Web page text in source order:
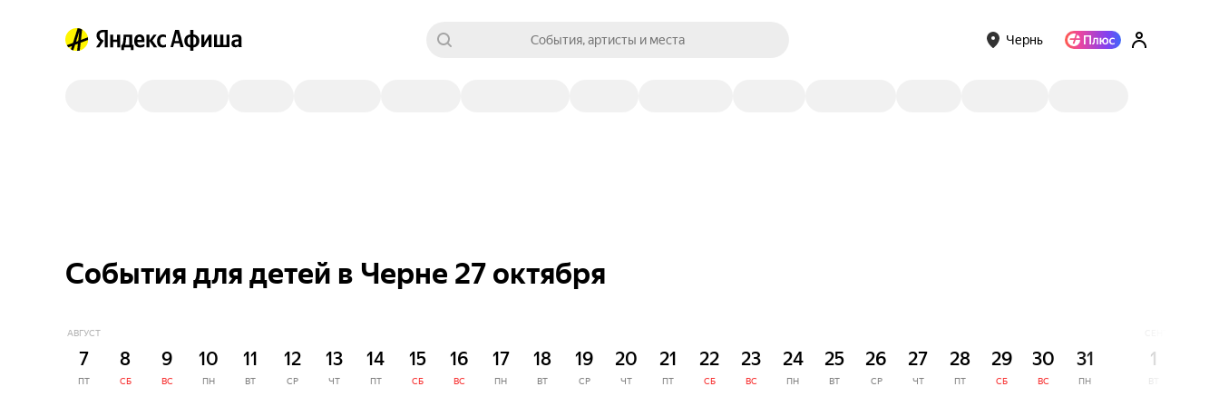
События, артисты и места Чернь
События для детей в Черне 27 октября
АВГУСТ
7
ПТ
8
СБ
9
ВС
10
ПН
11
ВТ
12
СР
13
ЧТ
14
ПТ
15
СБ
16
ВС
17
ПН
18
ВТ
19
СР
20
ЧТ
21
ПТ
22
СБ
23
ВС
24
ПН
25
ВТ
26
СР
27
ЧТ
28
ПТ
29
СБ
30
ВС
31
ПН
1
ВТ